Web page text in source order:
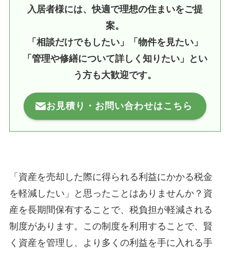
入居者様には、快適で理想の住まいをご提
案。
「相談だけでもしたい」「物件を見たい」
「管理や修繕について詳しく知りたい」とい
う方も大歓迎です。
お見積り・お問い合わせはこちら
「資産を売却した際に得られる利益にかかる税金
を軽減したい」と思ったことはありませんか？資
産を長期間保有することで、税負担が軽減される
制度があります。この制度を利用することで、賢
く資産を管理し、より多くの利益を手に入れる手